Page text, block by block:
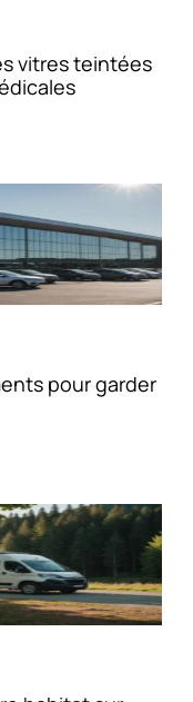
vitres teintées
pour garder